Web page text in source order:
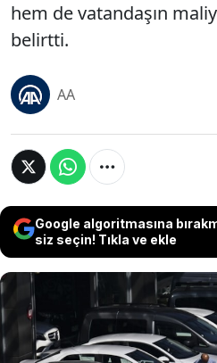
hem de vatandaşın
belirtti.
AA
Google algoritmasına
siz seçin! Tıkla ve ekle
Motorlu Araç
Başkanı Aydın Erkoç,
kullanılan elektronik